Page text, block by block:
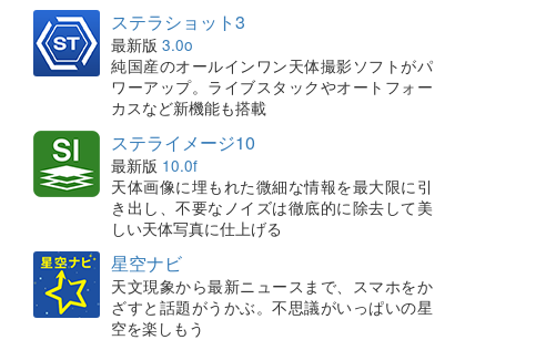
ステラショット3
最新版 3.0o
純国産のオールインワン天体撮影ソフトがパ
ワーアップ。ライブスタックやオートフォー
カスなど新機能も搭載
ステライメージ10
最新版 10.0f
天体画像に埋もれた微細な情報を最大限に引
き出し、不要なノイズは徹底的に除去して美
しい天体写真に仕上げる
星空ナビ
天文現象から最新ニュースまで、スマホをか
ざすと話題がうかぶ。不思議がいっぱいの星
空を楽しもう